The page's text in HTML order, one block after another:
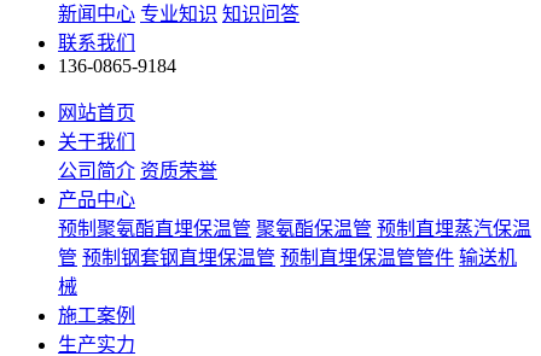
新闻中心 专业知识 知识问答
联系我们
136-0865-9184
网站首页
关于我们
公司简介 资质荣誉
产品中心
预制聚氨酯直埋保温管 聚氨酯保温管 预制直埋蒸汽保温
管 预制钢套钢直埋保温管 预制直埋保温管管件 输送机
械
施工案例
生产实力